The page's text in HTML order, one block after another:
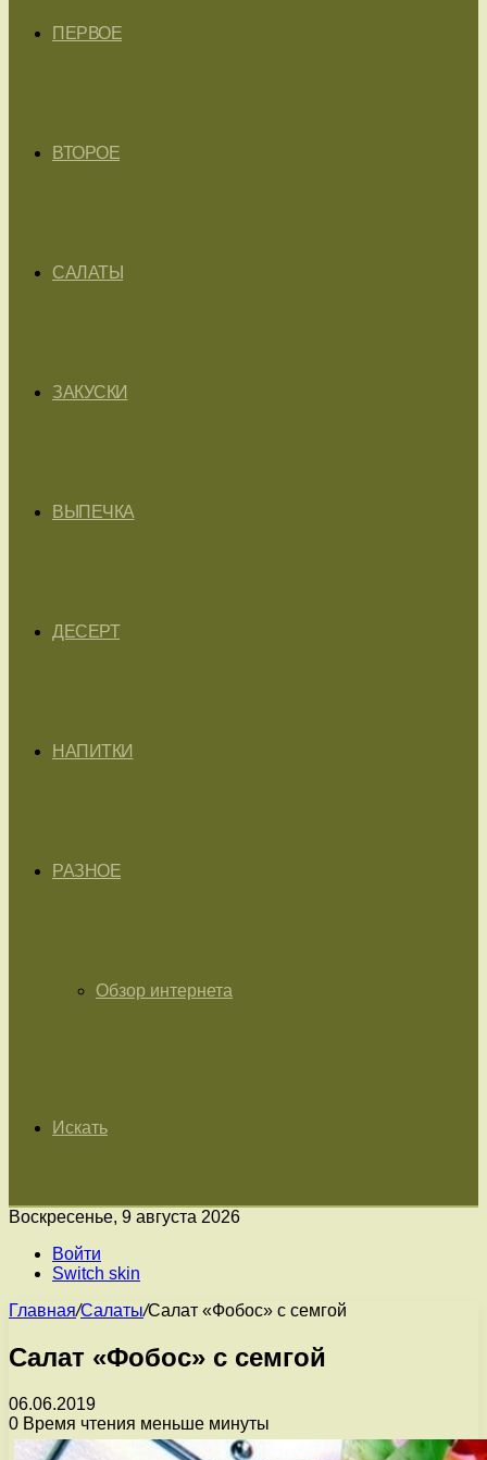
ПЕРВОЕ
ВТОРОЕ
САЛАТЫ
ЗАКУСКИ
ВЫПЕЧКА
ДЕСЕРТ
НАПИТКИ
РАЗНОЕ
Обзор интернета
Искать
Воскресенье, 9 августа 2026
Войти
Switch skin
Главная/Салаты/Салат «Фобос» с семгой
Салат «Фобос» с семгой
06.06.2019
0 Время чтения меньше минуты